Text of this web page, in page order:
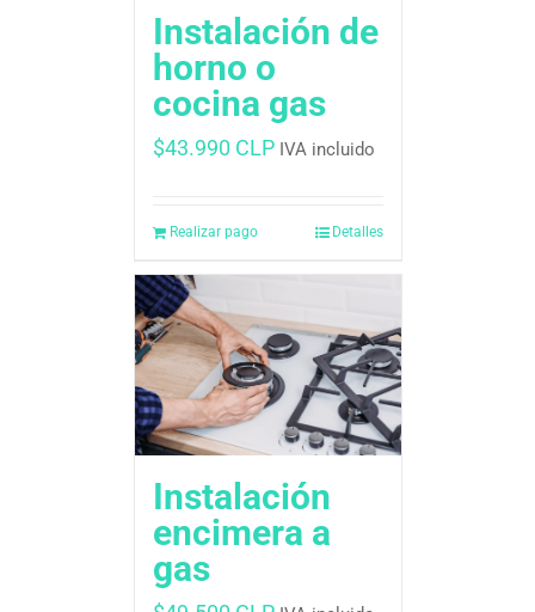
Instalación de
horno o
cocina gas
$43.990 CLP IVA incluido
Realizar pago Detalles
Instalación
encimera a
gas